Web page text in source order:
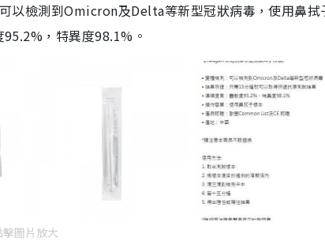
以檢測到Omicron及Delta等新型冠狀病毒，使用鼻拭
，特異度98.1%。
擊圖片放大